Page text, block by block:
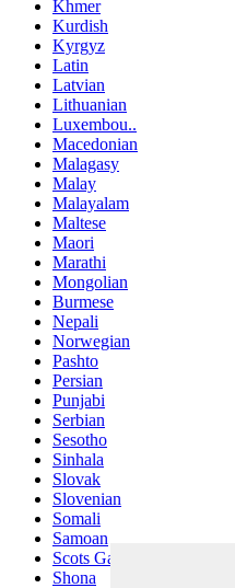
Khmer
Kurdish
Kyrgyz
Latin
Latvian
Lithuanian
Luxembou..
Macedonian
Malagasy
Malay
Malayalam
Maltese
Maori
Marathi
Mongolian
Burmese
Nepali
Norwegian
Pashto
Persian
Punjabi
Serbian
Sesotho
Sinhala
Slovak
Slovenian
Somali
Samoan
Scots Gaelic
Shona